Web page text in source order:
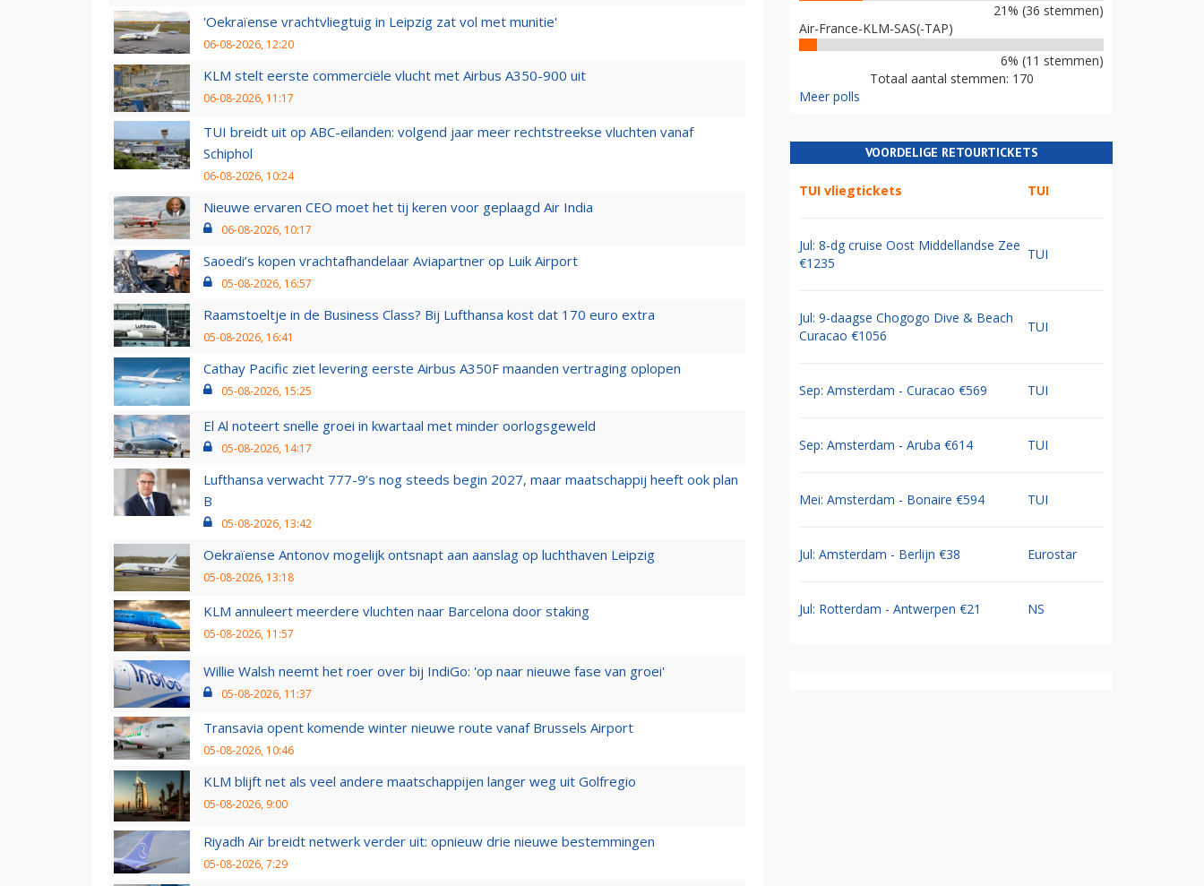
'Oekraïense vrachtvliegtuig in Leipzig zat vol met munitie'
06-08-2026, 12:20
KLM stelt eerste commerciële vlucht met Airbus A350-900 uit
06-08-2026, 11:17
TUI breidt uit op ABC-eilanden: volgend jaar meer rechtstreekse vluchten vanaf
Schiphol
06-08-2026, 10:24
Nieuwe ervaren CEO moet het tij keren voor geplaagd Air India
06-08-2026, 10:17
Saoedi’s kopen vrachtafhandelaar Aviapartner op Luik Airport
05-08-2026, 16:57
Raamstoeltje in de Business Class? Bij Lufthansa kost dat 170 euro extra
05-08-2026, 16:41
Cathay Pacific ziet levering eerste Airbus A350F maanden vertraging oplopen
05-08-2026, 15:25
El Al noteert snelle groei in kwartaal met minder oorlogsgeweld
05-08-2026, 14:17
Lufthansa verwacht 777-9’s nog steeds begin 2027, maar maatschappij heeft ook plan
B
05-08-2026, 13:42
Oekraïense Antonov mogelijk ontsnapt aan aanslag op luchthaven Leipzig
05-08-2026, 13:18
KLM annuleert meerdere vluchten naar Barcelona door staking
05-08-2026, 11:57
Willie Walsh neemt het roer over bij IndiGo: 'op naar nieuwe fase van groei'
05-08-2026, 11:37
Transavia opent komende winter nieuwe route vanaf Brussels Airport
05-08-2026, 10:46
KLM blijft net als veel andere maatschappijen langer weg uit Golfregio
05-08-2026, 9:00
Riyadh Air breidt netwerk verder uit: opnieuw drie nieuwe bestemmingen
05-08-2026, 7:29
21% (36 stemmen)
Air-France-KLM-SAS(-TAP)
6% (11 stemmen)
Totaal aantal stemmen: 170
Meer polls
VOORDELIGE RETOURTICKETS
TUI vliegtickets TUI
Jul: 8-dg cruise Oost Middellandse Zee
€1235
TUI
Jul: 9-daagse Chogogo Dive & Beach
Curacao €1056
TUI
Sep: Amsterdam - Curacao €569 TUI
Sep: Amsterdam - Aruba €614 TUI
Mei: Amsterdam - Bonaire €594 TUI
Jul: Amsterdam - Berlijn €38 Eurostar
Jul: Rotterdam - Antwerpen €21 NS